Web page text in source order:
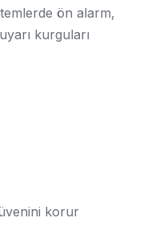
ön alarm,
kurguları
korur